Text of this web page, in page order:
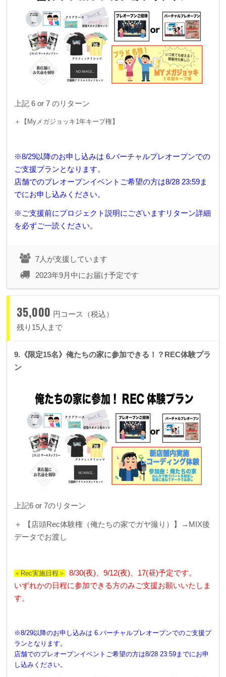
上記 6 or 7 のリターン
＋【Myメガジョッキ1年キープ権】
※8/29以降のお申し込みは 6.バーチャルプレオープンでの
ご支援プランとなります。
店舗でのプレオープンイベントご希望の方は8/28 23:59ま
でにお申し込みください。
※ご支援前にプロジェクト説明にございますリターン詳細
を必ずご一読ください。
7人が支援しています
2023年9月中にお届け予定です
35,000 円コース（税込）
残り15人まで
9.《限定15名》俺たちの家に参加できる！？REC体験プラ
ン
上記6 or 7のリターン
＋ 【店頭Rec体験権（俺たちの家でガヤ撮り）】
→MIX後
データでお渡し
＜Rec実施日程＞
8/30(夜)、9/12(夜)、17(昼)予定です。
いずれかの日程に参加できる方のみご支援お願いいたしま
す。
※8/29以降のお申し込みは 6.バーチャルプレオープンでのご支援プ
ランとなります。
店舗でのプレオープンイベントご希望の方は8/28 23:59までにお申
し込みください。